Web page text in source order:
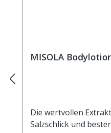
MISOLA
Die wertvollen
Salzschlick und